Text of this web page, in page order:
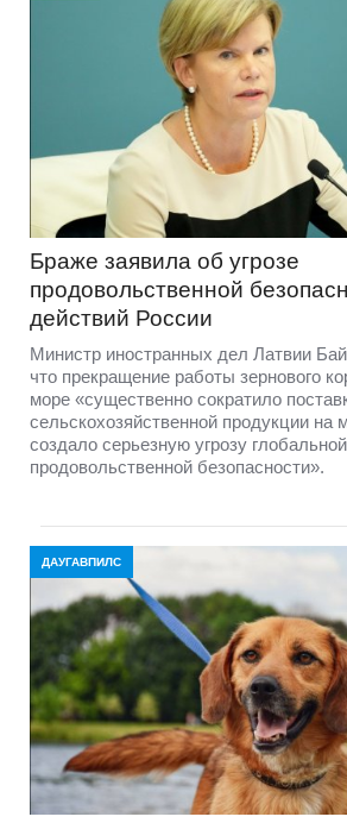
Браже заявила об угрозе
продовольственной
действий России
Министр иностранных дел Латвии
что прекращение работы зернового
море «существенно сократило
сельскохозяйственной продукции на
создало серьезную угрозу глобальной
продовольственной безопасности».
ДАУГАВПИЛС